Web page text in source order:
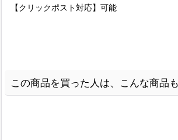
【クリックポスト対応】可能
この商品を買った人は、こんな商品